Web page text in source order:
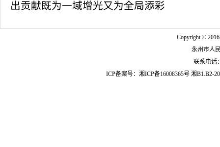
出贡献既为一域增光又为全局添彩
Copyright ©
永州市人
联系电话
ICP备案号： 湘ICP备16008365号 湘B1.B2-